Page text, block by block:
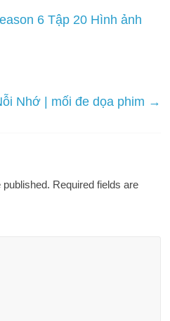
6 Tập 20 Hình ảnh
Nhớ | mối đe dọa phim →
published. Required fields are